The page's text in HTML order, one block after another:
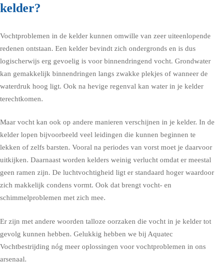
kelder?
Vochtproblemen in de kelder kunnen omwille van zeer uiteenlopende
redenen ontstaan. Een kelder bevindt zich ondergronds en is dus
logischerwijs erg gevoelig is voor binnendringend vocht. Grondwater
kan gemakkelijk binnendringen langs zwakke plekjes of wanneer de
waterdruk hoog ligt. Ook na hevige regenval kan water in je kelder
terechtkomen.
Maar vocht kan ook op andere manieren verschijnen in je kelder. In de
kelder lopen bijvoorbeeld veel leidingen die kunnen beginnen te
lekken of zelfs barsten. Vooral na periodes van vorst moet je daarvoor
uitkijken. Daarnaast worden kelders weinig verlucht omdat er meestal
geen ramen zijn. De luchtvochtigheid ligt er standaard hoger waardoor
zich makkelijk condens vormt. Ook dat brengt vocht- en
schimmelproblemen met zich mee.
Er zijn met andere woorden talloze oorzaken die vocht in je kelder tot
gevolg kunnen hebben. Gelukkig hebben we bij Aquatec
Vochtbestrijding nóg meer oplossingen voor vochtproblemen in ons
arsenaal.